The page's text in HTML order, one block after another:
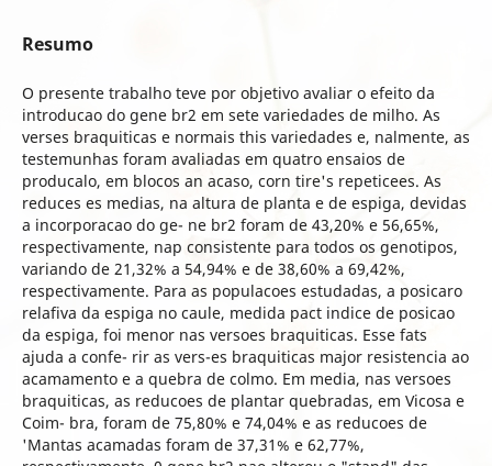
Resumo
O presente trabalho teve por objetivo avaliar o efeito da
introducao do gene br2 em sete variedades de milho. As
verses braquiticas e normais this variedades e, nalmente, as
testemunhas foram avaliadas em quatro ensaios de
producalo, em blocos an acaso, corn tire's repeticees. As
reduces es medias, na altura de planta e de espiga, devidas
a incorporacao do ge- ne br2 foram de 43,20% e 56,65%,
respectivamente, nap consistente para todos os genotipos,
variando de 21,32% a 54,94% e de 38,60% a 69,42%,
respectivamente. Para as populacoes estudadas, a posicaro
relafiva da espiga no caule, medida pact indice de posicao
da espiga, foi menor nas versoes braquiticas. Esse fats
ajuda a confe- rir as vers-es braquiticas major resistencia ao
acamamento e a quebra de colmo. Em media, nas versoes
braquiticas, as reducoes de plantar quebradas, em Vicosa e
Coim- bra, foram de 75,80% e 74,04% e as reducoes de
'Mantas acamadas foram de 37,31% e 62,77%,